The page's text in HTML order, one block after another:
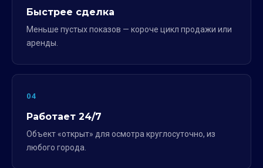
Быстрее сделка
Меньше пустых показов — короче цикл продажи или
аренды.
04
Работает 24/7
Объект «открыт» для осмотра круглосуточно, из
любого города.